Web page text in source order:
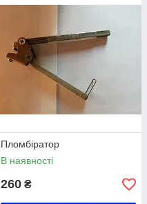
Пломбіратор
В наявності
260 ₴